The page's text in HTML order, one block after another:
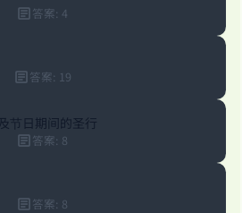
答案: 4
答案: 19
节日期间的圣行
答案: 8
答案: 8
others to doing what is
(MUSLIM, 1893)
IslamQA